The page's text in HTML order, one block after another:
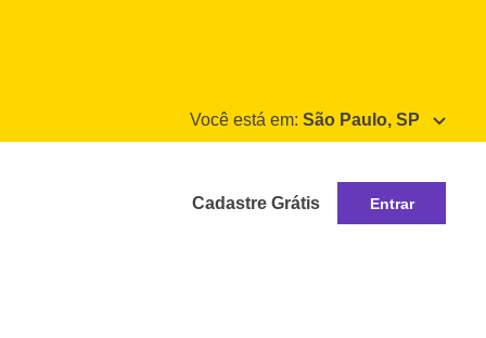
Você está em: São Paulo, SP
Cadastre Grátis Entrar